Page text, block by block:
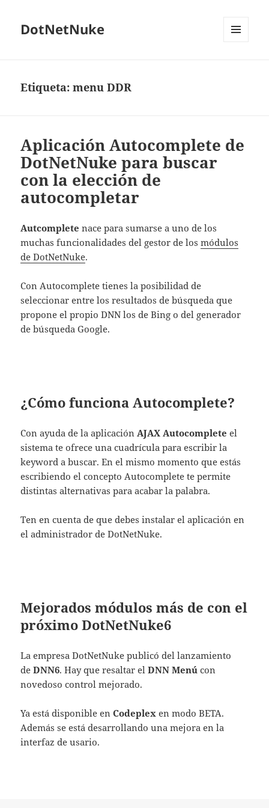
DotNetNuke
Etiqueta:menu DDR
Aplicación Autocomplete de
DotNetNuke para buscar
con la elección de
autocompletar
Autcomplete nace para sumarse a uno de los
muchas funcionalidades del gestor de losmódulos
de DotNetNuke.
Con Autocomplete tienes la posibilidad de
seleccionar entre los resultados de búsqueda que
propone el propio DNN los de Bing o del generador
de búsqueda Google.
¿Cómo funciona Autocomplete?
Con ayuda de la aplicaciónAJAX Autocomplete el
sistema te ofrece una cuadrícula para escribir la
keyword a buscar. En el mismo momento que estás
escribiendo el concepto Autocomplete te permite
distintas alternativas para acabar la palabra.
Ten en cuenta de que debes instalar el aplicación en
el administrador de DotNetNuke.
Mejorados módulos más de con el
próximo DotNetNuke6
La empresa DotNetNuke publicó del lanzamiento
deDNN6. Hay que resaltar elDNN Menú con
novedoso control mejorado.
Ya está disponible enCodeplex en modo BETA.
Además se está desarrollando una mejora en la
interfaz de usario.